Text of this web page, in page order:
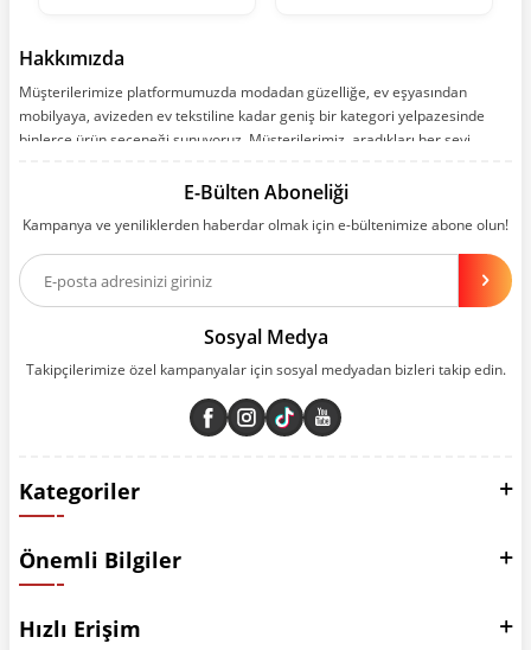
Hakkımızda
Müşterilerimize platformumuzda modadan güzelliğe, ev eşyasından
mobilyaya, avizeden ev tekstiline kadar geniş bir kategori yelpazesinde
binlerce ürün seçeneği sunuyoruz. Müşterilerimiz, aradıkları her şeyi
kusursuz ve keyifli bir alışveriş yolculuğu sunarken deneyiminize değer
Aynı zamanda App uygulamımızı kullanan müşterilerimize özel indirim
olanakları sunuyoruz. Çalışmalarımızı müşterilerimizin memnuniyetini
esas alarak yürütüyoruz.
E-Bülten Aboneliği
Kampanya ve yeniliklerden haberdar olmak için e-bültenimize abone olun!
Sosyal Medya
Takipçilerimize özel kampanyalar için sosyal medyadan bizleri takip edin.
Kategoriler
Önemli Bilgiler
Hızlı Erişim